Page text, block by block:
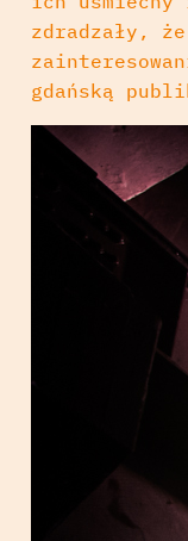
zdradzały,
gdańską